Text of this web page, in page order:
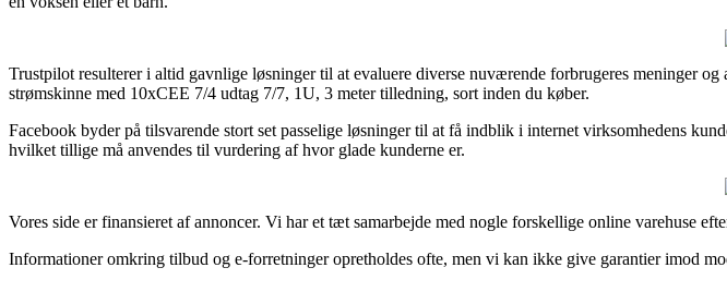
Trustpilot resulterer i altid gavnlige løsninger til at evaluere diverse nuværende forbrugeres meninger
strømskinne med 10xCEE 7/4 udtag 7/7, 1U, 3 meter tilledning, sort inden du køber.
Facebook byder på tilsvarende stort set passelige løsninger til at få indblik i internet virksomhedens
hvilket tillige må anvendes til vurdering af hvor glade kunderne er.
Vores side er finansieret af annoncer. Vi har et tæt samarbejde med nogle forskellige online varehuse
Informationer omkring tilbud og e-forretninger opretholdes ofte, men vi kan ikke give garantier imod